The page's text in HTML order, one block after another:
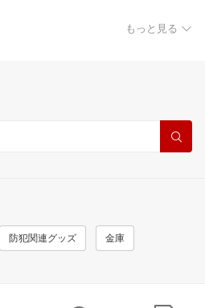
もっと見る
防犯関連グッズ 金庫